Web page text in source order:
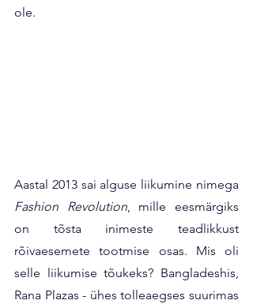
ole.
Fashion Revolution, mille eesmärgiks
on tõsta inimeste teadlikkust
rõivaesemete tootmise osas. Mis oli
selle liikumise tõukeks? Bangladeshis,
Rana Plazas - ühes tolleaegses suurimas